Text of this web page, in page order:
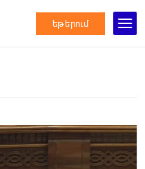
եթերում